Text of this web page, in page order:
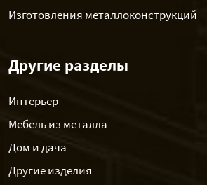
Изготовления металлоконструкций
Другие разделы
Интерьер
Мебель из металла
Дом и дача
Другие изделия